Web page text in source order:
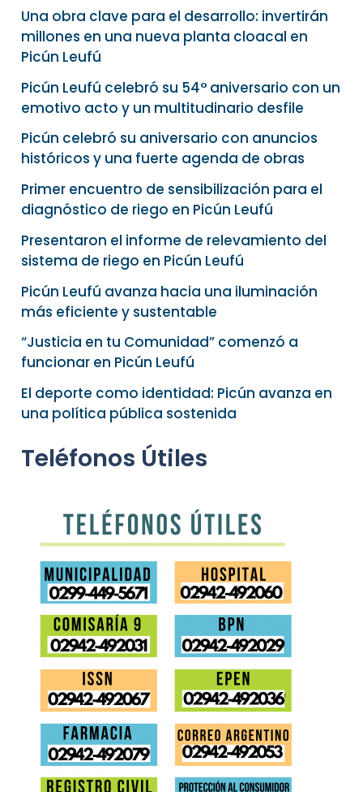
p
r
:
Una obra clave para el desarrollo: invertirán
millones en una nueva planta cloacal en
Picún Leufú
Picún Leufú celebró su 54° aniversario con un
emotivo acto y un multitudinario desfile
Picún celebró su aniversario con anuncios
históricos y una fuerte agenda de obras
Primer encuentro de sensibilización para el
diagnóstico de riego en Picún Leufú
Presentaron el informe de relevamiento del
sistema de riego en Picún Leufú
Picún Leufú avanza hacia una iluminación
más eficiente y sustentable
“Justicia en tu Comunidad” comenzó a
funcionar en Picún Leufú
El deporte como identidad: Picún avanza en
una política pública sostenida
Teléfonos Útiles